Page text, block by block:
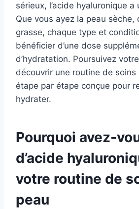
sérieux, l’acide hyaluronique
Que vous ayez la peau sèche,
grasse, chaque type et
bénéficier d’une dose
d’hydratation. Poursuivez
découvrir une routine de soins
étape par étape conçue pour
hydrater.
Pourquoi avez-
d’acide
votre routine de
peau